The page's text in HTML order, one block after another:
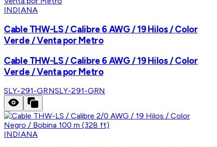
INDIANA
Cable THW-LS / Calibre 6 AWG / 19 Hilos / Color
Verde / Venta por Metro
Cable THW-LS / Calibre 6 AWG / 19 Hilos / Color
Verde / Venta por Metro
SLY-291-GRNSLY-291-GRN
INDIANA